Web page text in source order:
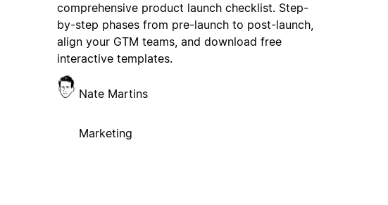
comprehensive product launch checklist. Step-
by-step phases from pre-launch to post-launch,
align your GTM teams, and download free
interactive templates.
Nate Martins
Marketing